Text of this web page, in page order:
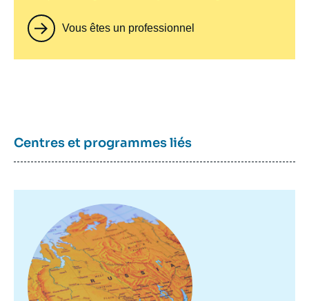
Vous êtes un professionnel
Centres et programmes liés
principale